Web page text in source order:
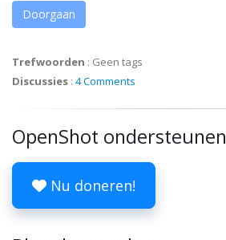
Doorgaan
Trefwoorden : Geen tags
Discussies : 4 Comments
OpenShot ondersteunen
Nu doneren!